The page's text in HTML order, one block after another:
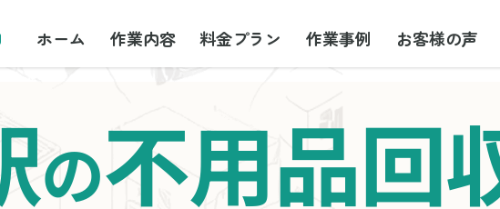
ホーム 作業内容 料金プラン 作業事例 お客様の声
の不用品回